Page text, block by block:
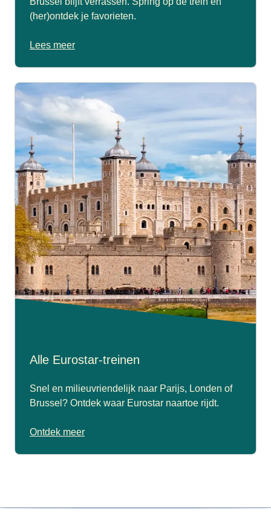
(her)ontdek je favorieten.
Lees meer
Alle Eurostar-treinen
Snel en milieuvriendelijk naar Parijs, Londen of
Brussel? Ontdek waar Eurostar naartoe rijdt.
Ontdek meer